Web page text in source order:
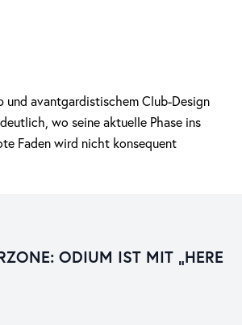
und avantgardistischem Club-Design
wo seine aktuelle Phase ins
Faden wird nicht konsequent
ODIUM IST MIT „HERE